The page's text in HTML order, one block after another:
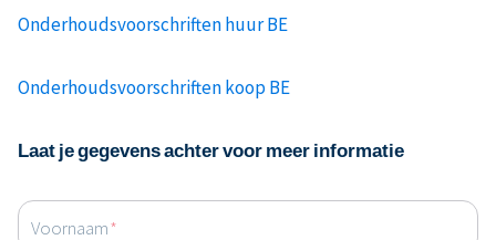
Onderhoudsvoorschriften huur BE
Onderhoudsvoorschriften koop BE
Laat je gegevens achter voor meer informatie
Voornaam*